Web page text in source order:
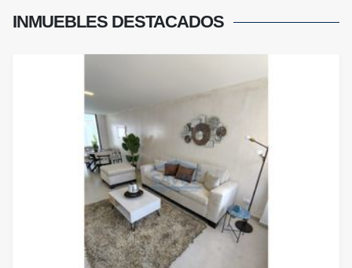
INMUEBLES DESTACADOS